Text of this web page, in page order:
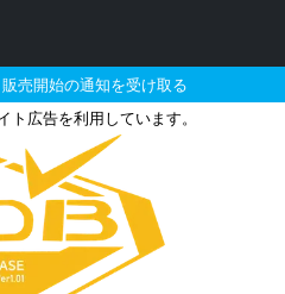
売開始の通知を受け取る
ト広告を利用しています。
レイダムドと